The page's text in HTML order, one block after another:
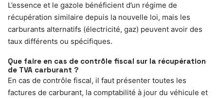
L’essence et le gazole bénéficient d’un régime de
récupération similaire depuis la nouvelle loi, mais les
carburants alternatifs (électricité, gaz) peuvent avoir des
taux différents ou spécifiques.
Que faire en cas de contrôle fiscal sur la récupération
de TVA carburant ?
En cas de contrôle fiscal, il faut présenter toutes les
factures de carburant, la comptabilité à jour du véhicule et